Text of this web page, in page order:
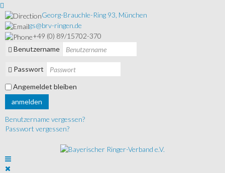
Georg-Brauchle-Ring 93, München
gs@brv-ringen.de
+49 (0) 89/15702-370
Benutzername
Passwort
Angemeldet bleiben
anmelden
Benutzername vergessen?
Passwort vergessen?